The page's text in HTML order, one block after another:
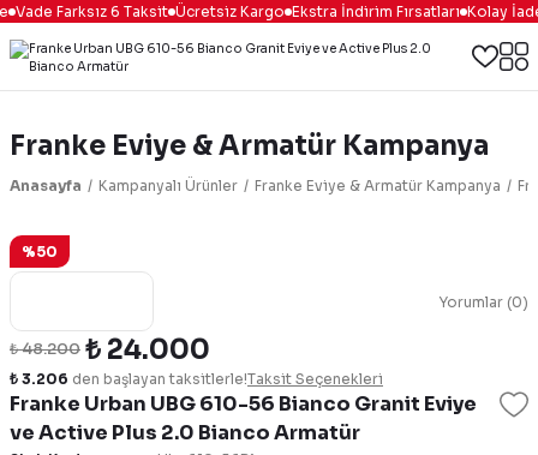
Vade Farksız 6 Taksit Ücretsiz Kargo Ekstra İndirim Fırsatları Kolay
Franke Eviye & Armatür Kampanya
Anasayfa Kampanyalı Ürünler Franke Eviye & Armatür Kampanya
%50
Yorumlar (0)
Franke Urban UBG 610-56 Bianco Granit Eviye
ve Active Plus 2.0 Bianco Armatür
₺ 48.200 ₺ 24.000
₺ 3.206 den başlayan taksitlerle!Taksit Seçenekleri